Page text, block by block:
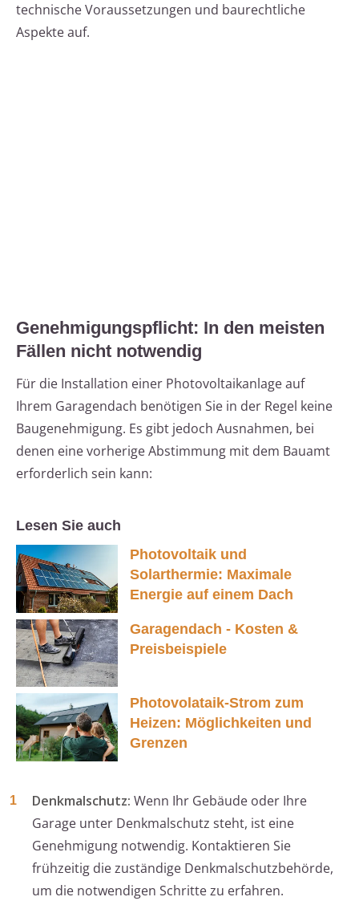
technische Voraussetzungen und baurechtliche
Aspekte auf.
Genehmigungspflicht: In den meisten
Fällen nicht notwendig
Für die Installation einer Photovoltaikanlage auf
Ihrem Garagendach benötigen Sie in der Regel keine
Baugenehmigung. Es gibt jedoch Ausnahmen, bei
denen eine vorherige Abstimmung mit dem Bauamt
erforderlich sein kann:
Lesen Sie auch
Photovoltaik und
Solarthermie: Maximale
Energie auf einem Dach
Garagendach - Kosten &
Preisbeispiele
Photovolataik-Strom zum
Heizen: Möglichkeiten und
Grenzen
Denkmalschutz: Wenn Ihr Gebäude oder Ihre
Garage unter Denkmalschutz steht, ist eine
Genehmigung notwendig. Kontaktieren Sie
frühzeitig die zuständige Denkmalschutzbehörde,
um die notwendigen Schritte zu erfahren.